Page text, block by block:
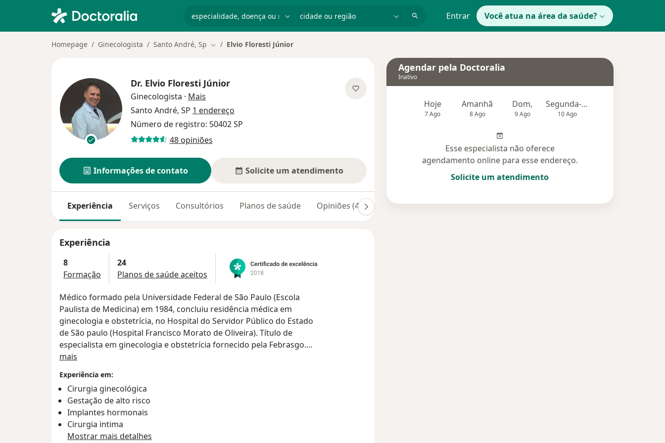
Entrar Você atua na área da saúde?
Homepage Ginecologista Santo André, Sp Mudar de cidade
Elvio Floresti Júnior
Dr. Elvio Floresti Júnior
Ginecologista · Mais
Santo André, SP 1 endereço
Número de registro: 50402 SP
48 opiniões
Informações de contato Solicite um atendimento
Experiência Serviços Consultórios Planos de saúde Opiniões (48) Dúvidas respondidas (2119)
Experiência
8
Formação
24
Planos de saúde aceitos
Médico formado pela Universidade Federal de São Paulo (Escola
Paulista de Medicina) em 1984, concluiu residência médica em
ginecologia e obstetrícia, no Hospital do Servidor Público do Estado
de São paulo (Hospital Francisco Morato de Oliveira). Título de
especialista em ginecologia e obstetrícia fornecido pela Febrasgo.
Título de especialista em colposcopia.
Atuante no ABC há mais de 30 anos, realizando cirurgias em todos
os hospitais da região e na cidade de São Paulo. Sendo
considerado um dos especialistas mais experientes em
Histerectomia Vaginal (cirurgia para retirada do útero sem cortes
abdominais, mesmo em pacientes sem partos normais e úteros
grandes).
Atualizado com as últimas técnicas cirúrgicas tais como sling
mais
Experiência em:
Cirurgia ginecológica
Gestação de alto risco
Implantes hormonais
Cirurgia intima
Mostrar mais detalhes
Agendar pela Doctoralia
Inativo
Hoje
7 Ago
Amanhã
8 Ago
Dom,
9 Ago
Segunda-feira
10 Ago
Esse especialista não oferece
agendamento online para esse endereço.
Solicite um atendimento